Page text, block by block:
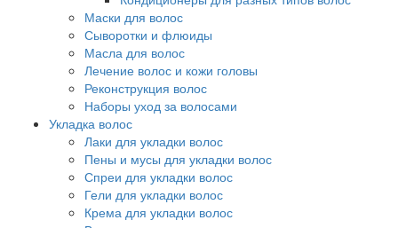
Маски для волос
Сыворотки и флюиды
Масла для волос
Лечение волос и кожи головы
Реконструкция волос
Наборы уход за волосами
Укладка волос
Лаки для укладки волос
Пены и мусы для укладки волос
Спреи для укладки волос
Гели для укладки волос
Крема для укладки волос